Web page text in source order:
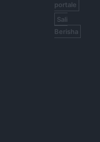
portale
Sali
Berisha